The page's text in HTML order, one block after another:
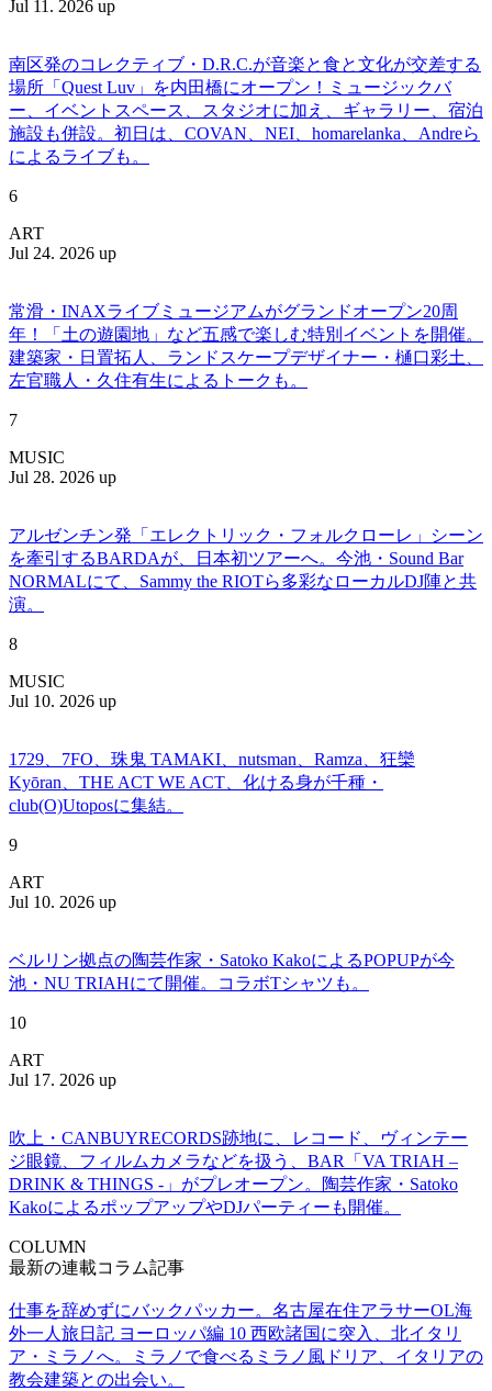
Jul 11. 2026 up
南区発のコレクティブ・D.R.C.が⾳楽と⾷と⽂化が交差する
場所「Quest Luv」を内田橋にオープン！ミュージックバ
ー、イベントスペース、スタジオに加え、ギャラリー、宿泊
施設も併設。初日は、COVAN、NEI、homarelanka、Andreら
によるライブも。
6
ART
Jul 24. 2026 up
常滑・INAXライブミュージアムがグランドオープン20周
年！「土の遊園地」など五感で楽しむ特別イベントを開催。
建築家・日置拓人、ランドスケープデザイナー・樋口彩土、
左官職人・久住有生によるトークも。
7
MUSIC
Jul 28. 2026 up
アルゼンチン発「エレクトリック・フォルクローレ」シーン
を牽引するBARDAが、日本初ツアーへ。今池・Sound Bar
NORMALにて、Sammy the RIOTら多彩なローカルDJ陣と共
演。
8
MUSIC
Jul 10. 2026 up
1729、7FO、珠鬼 TAMAKI、nutsman、Ramza、狂欒
Kyōran、THE ACT WE ACT、化ける身が千種・
club(O)Utoposに集結。
9
ART
Jul 10. 2026 up
ベルリン拠点の陶芸作家・Satoko KakoによるPOPUPが今
池・NU TRIAHにて開催。コラボTシャツも。
10
ART
Jul 17. 2026 up
吹上・CANBUYRECORDS跡地に、レコード、ヴィンテー
ジ眼鏡、フィルムカメラなどを扱う、BAR「VA TRIAH –
DRINK & THINGS -」がプレオープン。陶芸作家・Satoko
KakoによるポップアップやDJパーティーも開催。
COLUMN
最新の連載コラム記事
仕事を辞めずにバックパッカー。名古屋在住アラサーOL海
外一人旅日記 ヨーロッパ編 10 西欧諸国に突入、北イタリ
ア・ミラノへ。ミラノで食べるミラノ風ドリア、イタリアの
教会建築との出会い。